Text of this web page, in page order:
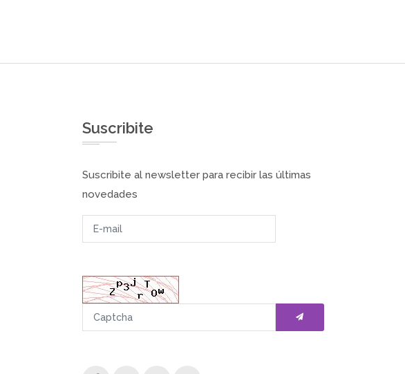
Suscribite
Suscribite al newsletter para recibir las últimas
novedades